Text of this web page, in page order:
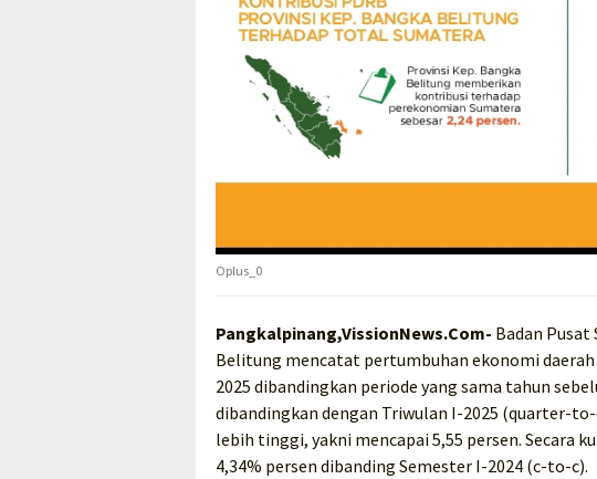
Oplus_0
Pangkalpinang,VissionNews.Com- Badan
Belitung mencatat pertumbuhan ekonomi daerah
2025 dibandingkan periode yang sama tahun
dibandingkan dengan Triwulan I-2025 (quarter-
lebih tinggi, yakni mencapai 5,55 persen. Secara
4,34% persen dibanding Semester I-2024 (c-to-c).